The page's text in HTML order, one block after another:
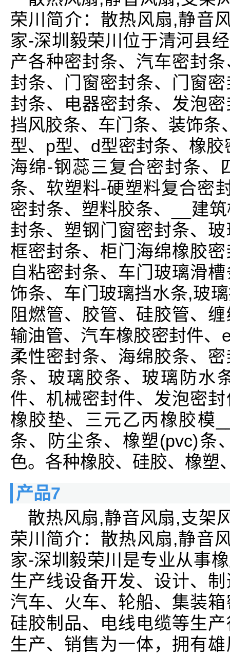
荣川简介：散热风扇,静音
家-深圳毅荣川位于清河县
产各种密封条、汽车密封
封条、门窗密封条、门窗
封条、电器密封条、发泡
挡风胶条、车门条、装饰条
型、p型、d型密封条、橡
海绵-钢蕊三复合密封条、
条、软塑料-硬塑料复合密
密封条、塑料胶条、__建
封条、塑钢门窗密封条、
框密封条、柜门海绵橡胶
自粘密封条、车门玻璃滑
饰条、车门玻璃挡水条,玻
阻燃管、胶管、硅胶管、
输油管、汽车橡胶密封件
柔性密封条、海绵胶条、
条、玻璃胶条、玻璃防水
件、机械密封件、发泡密
橡胶垫、三元乙丙橡胶模
条、防尘条、橡塑(pvc)条
色。各种橡胶、硅胶、橡塑
产品7
散热风扇,静音风扇,支架
荣川简介：散热风扇,静音
家-深圳毅荣川是专业从事
生产线设备开发、设计、
汽车、火车、轮船、集装
硅胶制品、电线电缆等生
生产、销售为一体，拥有